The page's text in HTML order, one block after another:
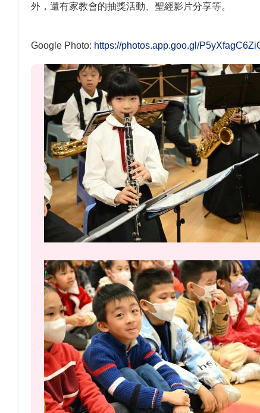
外，還有家教會的抽獎活動、聖經影片分享等。
Google Photo: https://photos.app.goo.gl/